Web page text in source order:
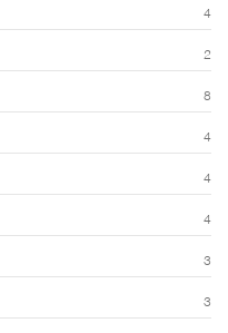
4
2
8
4
4
4
3
3